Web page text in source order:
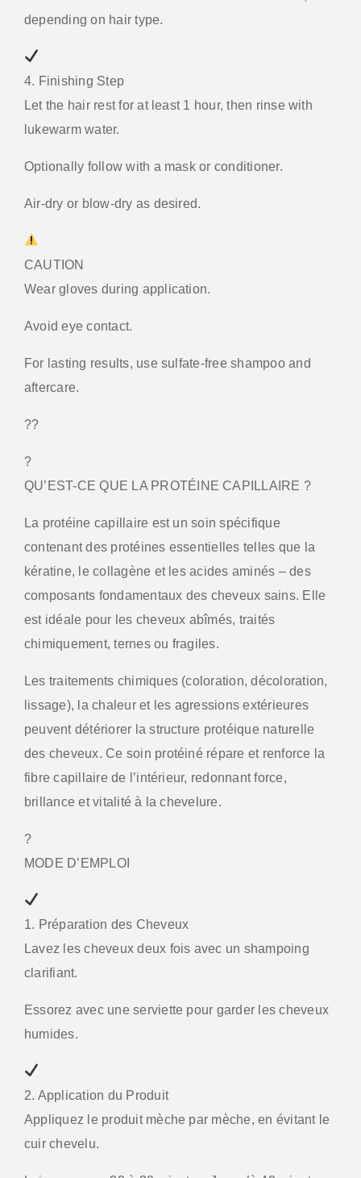
depending on hair type.
4. Finishing Step
Let the hair rest for at least 1 hour, then rinse with
lukewarm water.
Optionally follow with a mask or conditioner.
Air-dry or blow-dry as desired.
CAUTION
Wear gloves during application.
Avoid eye contact.
For lasting results, use sulfate-free shampoo and
aftercare.
??
?
QU’EST-CE QUE LA PROTÉINE CAPILLAIRE ?
La protéine capillaire est un soin spécifique
contenant des protéines essentielles telles que la
kératine, le collagène et les acides aminés – des
composants fondamentaux des cheveux sains. Elle
est idéale pour les cheveux abîmés, traités
chimiquement, ternes ou fragiles.
Les traitements chimiques (coloration, décoloration,
lissage), la chaleur et les agressions extérieures
peuvent détériorer la structure protéique naturelle
des cheveux. Ce soin protéiné répare et renforce la
fibre capillaire de l’intérieur, redonnant force,
brillance et vitalité à la chevelure.
?
MODE D’EMPLOI
1. Préparation des Cheveux
Lavez les cheveux deux fois avec un shampoing
clarifiant.
Essorez avec une serviette pour garder les cheveux
humides.
2. Application du Produit
Appliquez le produit mèche par mèche, en évitant le
cuir chevelu.